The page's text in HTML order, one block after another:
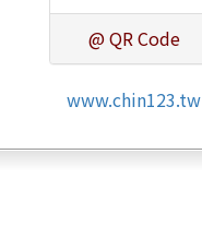
@ QR Code
www.chin123.tw